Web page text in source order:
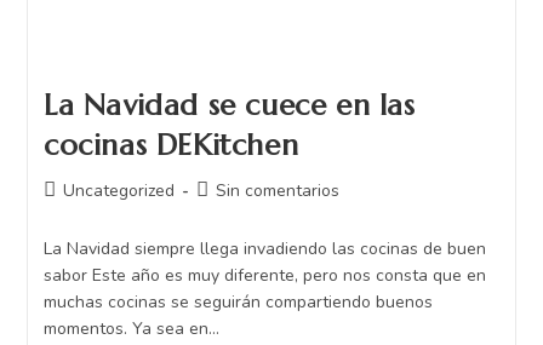
La Navidad se cuece en las
cocinas DEKitchen
Uncategorized Sin comentarios
La Navidad siempre llega invadiendo las cocinas de buen
sabor Este año es muy diferente, pero nos consta que en
muchas cocinas se seguirán compartiendo buenos
momentos. Ya sea en…